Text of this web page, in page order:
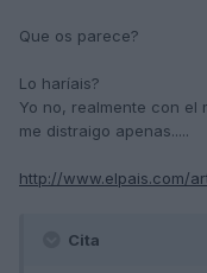
Que os parece?
Lo haríais?
Yo no, realmente con el
me distraigo apenas.....
http://www.elpais.com/
Cita